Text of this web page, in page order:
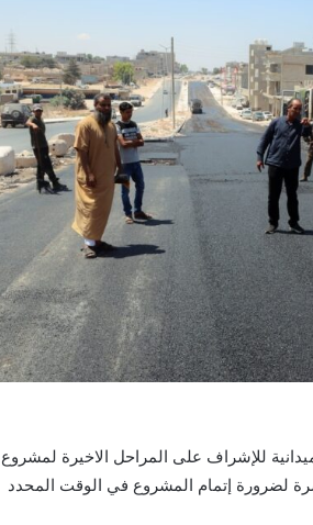
للإشراف على المراحل الاخيرة
لضرورة إتمام المشروع في الوقت المحدد